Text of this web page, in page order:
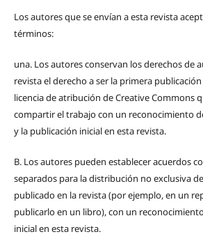
Los autores que se envían a esta revista
términos:
una. Los autores conservan los derechos de
revista el derecho a ser la primera
licencia de atribución de Creative Commons
compartir el trabajo con un reconocimiento
y la publicación inicial en esta revista.
B. Los autores pueden establecer acuerdos
separados para la distribución no exclusiva
publicado en la revista (por ejemplo, en un
publicarlo en un libro), con un
inicial en esta revista.